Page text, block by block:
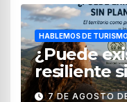
HABLEMOS DE TURISMO
¿Puede
resiliente
territorial?
7 DE AGOSTO